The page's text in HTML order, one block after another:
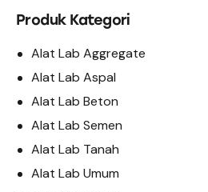
Produk Kategori
Alat Lab Aggregate
Alat Lab Aspal
Alat Lab Beton
Alat Lab Semen
Alat Lab Tanah
Alat Lab Umum